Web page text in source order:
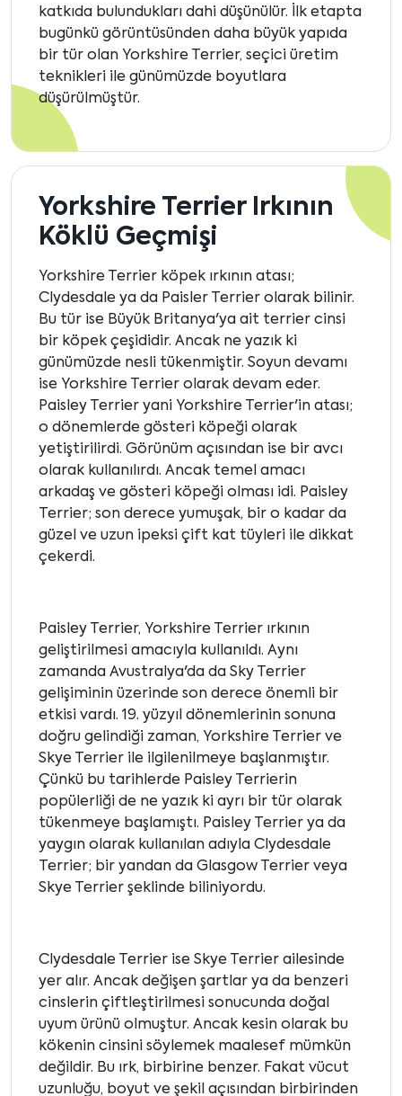
katkıda bulundukları dahi düşünülür. İlk etapta
bugünkü görüntüsünden daha büyük yapıda
bir tür olan Yorkshire Terrier, seçici üretim
teknikleri ile günümüzde boyutlara
düşürülmüştür.
Yorkshire Terrier Irkının
Köklü Geçmişi
Yorkshire Terrier köpek ırkının atası;
Clydesdale ya da Paisler Terrier olarak bilinir.
Bu tür ise Büyük Britanya'ya ait terrier cinsi
bir köpek çeşididir. Ancak ne yazık ki
günümüzde nesli tükenmiştir. Soyun devamı
ise Yorkshire Terrier olarak devam eder.
Paisley Terrier yani Yorkshire Terrier'in atası;
o dönemlerde gösteri köpeği olarak
yetiştirilirdi. Görünüm açısından ise bir avcı
olarak kullanılırdı. Ancak temel amacı
arkadaş ve gösteri köpeği olması idi. Paisley
Terrier; son derece yumuşak, bir o kadar da
güzel ve uzun ipeksi çift kat tüyleri ile dikkat
çekerdi.
Paisley Terrier, Yorkshire Terrier ırkının
geliştirilmesi amacıyla kullanıldı. Aynı
zamanda Avustralya'da da Sky Terrier
gelişiminin üzerinde son derece önemli bir
etkisi vardı. 19. yüzyıl dönemlerinin sonuna
doğru gelindiği zaman, Yorkshire Terrier ve
Skye Terrier ile ilgilenilmeye başlanmıştır.
Çünkü bu tarihlerde Paisley Terrierin
popülerliği de ne yazık ki ayrı bir tür olarak
tükenmeye başlamıştı. Paisley Terrier ya da
yaygın olarak kullanılan adıyla Clydesdale
Terrier; bir yandan da Glasgow Terrier veya
Skye Terrier şeklinde biliniyordu.
Clydesdale Terrier ise Skye Terrier ailesinde
yer alır. Ancak değişen şartlar ya da benzeri
cinslerin çiftleştirilmesi sonucunda doğal
uyum ürünü olmuştur. Ancak kesin olarak bu
kökenin cinsini söylemek maalesef mümkün
değildir. Bu ırk, birbirine benzer. Fakat vücut
uzunluğu, boyut ve şekil açısından birbirinden